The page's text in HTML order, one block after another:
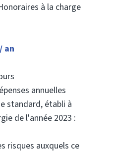
à la charge
an
annuelles
standard, établi à
de l'année 2023 :
risques auxquels ce